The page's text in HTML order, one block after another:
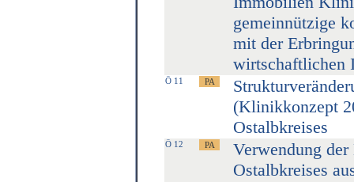
gemeinnützige
mit der
wirtschaftlichen
Ö 11
(Klinikkonzept
Ostalbkreises
Ö 12
Verwendung
Ostalbkreises